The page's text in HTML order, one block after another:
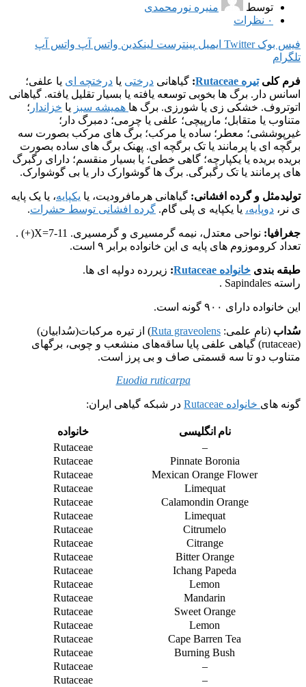
توسط
منیره نورمحمدی
۰ نظرات
فیس بوک Twitter ایمیل پینترست لینکدین واتس آپ واتس آپ
تلگرام
فرم کلیتیره Rutaceae : گیاهانی درختی یا درختچه ای یا علفی؛
اسانس دار. برگ ها بخوبی توسعه یافته یا بسیار تقلیل یافته. گیاهانی
اتوتروف. خشکی زی یا شورزی. برگ ها همیشه سبز یا خزاندار ؛
متناوب یا متقابل؛ مارپیچی؛ علفی یا چرمی؛ دمبرگ دار؛
غیرپوششی؛ معطر؛ ساده یا مرکب؛ برگ های مرکب بصورت سه
برگچه ای یا پرمانند یا تک برگچه ای. پهنک برگ های ساده بصورت
بریده بریده یا یکپارچه؛ گاهی خطی؛ یا بسیار منقسم؛ دارای رگبرگ
های پرمانند یا تک رگبرگی. برگ ها گوشوارک دار یا بی گوشوارک.
تولیدمثل و گرده افشانی: گیاهانی هرمافرودیت، یا یکپایه، یا یک پایه
ی نر، دوپایه، یا یکپایه ی پلی گام. گرده افشانی توسط حشرات.
جغرافیا:
نواحی معتدل، نیمه گرمسیری و گرمسیری. X=7-11(+) .
تعداد کروموزوم های پایه ی این خانواده برابر ۹ است.
طبقه بندی خانواده Rutaceae : زیررده دولپه ای ها.
راسته Sapindales .
این خانواده دارای ۹۰۰ گونه است.
سُداب (نام علمی: Ruta graveolens) از تیره مرکبات(سُدابیان)
(rutaceae) گیاهی علفی پایا ساقه‌های منشعب و چوبی، برگهای
متناوب دو تا سه قسمتی صاف و بی پرز است.
Euodia ruticarpa
گونه های خانواده Rutaceae در شبکه گیاهی ایران:
نام انگلیسی خانواده
–
Rutaceae
Pinnate Boronia
Rutaceae
Mexican Orange Flower
Rutaceae
Limequat
Rutaceae
Calamondin Orange
Rutaceae
Limequat
Rutaceae
Citrumelo
Rutaceae
Citrange
Rutaceae
Bitter Orange
Rutaceae
Ichang Papeda
Rutaceae
Lemon
Rutaceae
Mandarin
Rutaceae
Sweet Orange
Rutaceae
Lemon
Rutaceae
Cape Barren Tea
Rutaceae
Burning Bush
Rutaceae
–
Rutaceae
–
Rutaceae